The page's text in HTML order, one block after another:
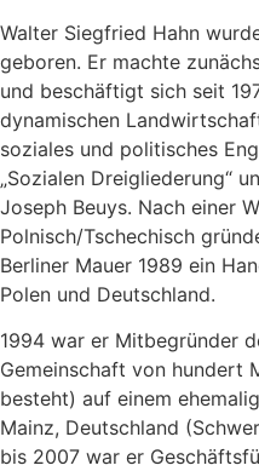
Walter Siegfried Hahn
geboren. Er machte
und beschäftigt sich seit
dynamischen
soziales und politisches
„Sozialen Dreigliederung“
Joseph Beuys. Nach einer
Polnisch/Tschechisch
Berliner Mauer 1989 ein
Polen und Deutschland.
1994 war er Mitbegründer
Gemeinschaft von hundert
besteht) auf einem
Mainz, Deutschland
bis 2007 war er